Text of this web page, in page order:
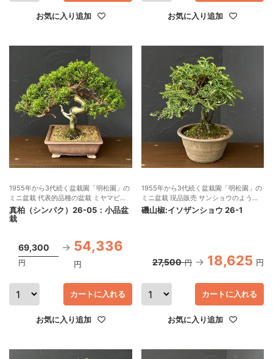
お気に入り追加 お気に入り追加
1955年から3代続く盆栽園「明松園」の
ミニ盆栽 代表的品種の盆栽 ミヤマビャ
クシン 現品販売
真柏（シンパク）26-05：小品盆
栽
69,300
円
54,336
円
カートに入れる
お気に入り追加
1955年から3代続く盆栽園「明松園」の
ミニ盆栽 現品販売 サンショウのような
独特の表情のある葉
磯山椒:イソザンショウ 26-1
27,500 円 18,625 円
カートに入れる
お気に入り追加